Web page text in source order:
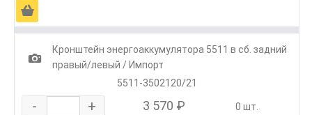
Ä
1
Кронштейн энергоаккумулятора 5511 в сб. задний
правый/левый / Импорт
5511-3502120/21
- + 3 570 ₽ 0 шт.